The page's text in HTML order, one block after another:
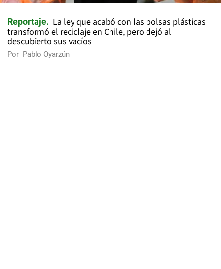
Reportaje
La ley que acabó con las bolsas plásticas
transformó el reciclaje en Chile, pero dejó al
descubierto sus vacíos
Por Pablo Oyarzún